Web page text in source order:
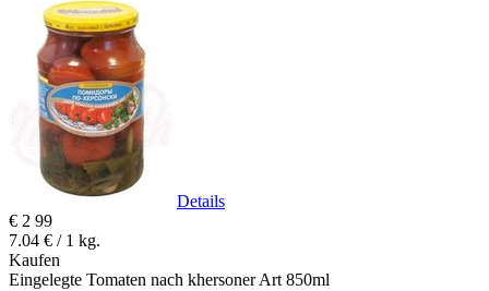
Details
€ 2 99
7.04 € / 1 kg.
Kaufen
Eingelegte Tomaten nach khersoner Art 850ml